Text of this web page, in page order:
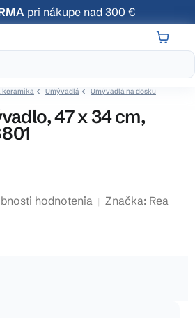
pri nákupe nad 300 €
keramika Umývadlá Umývadlá na dosku
47 x 34 cm,
hodnotenia Značka: Rea